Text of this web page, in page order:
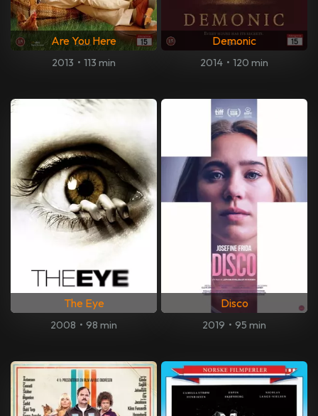
Are You Here
2013 • 113 min
Demonic
2014 • 120 min
The Eye
2008 • 98 min
Disco
2019 • 95 min